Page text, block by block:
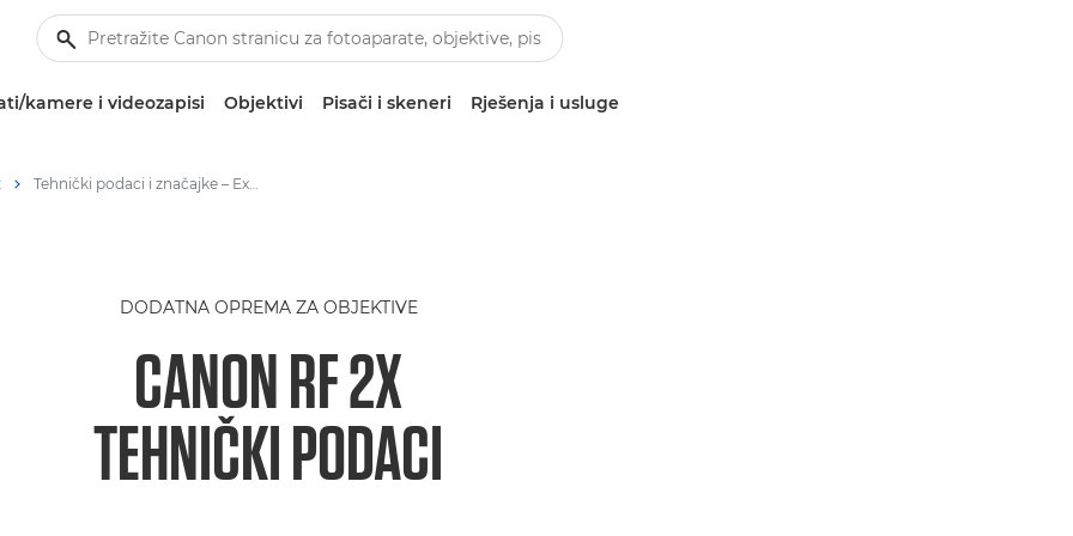
kamere i videozapisi Objektivi Pisači i skeneri Rješenja i usluge
Tehnički podaci i značajke – Extender RF 2x
DODATNA OPREMA ZA OBJEKTIVE
CANON RF 2X
TEHNIČKI PODACI